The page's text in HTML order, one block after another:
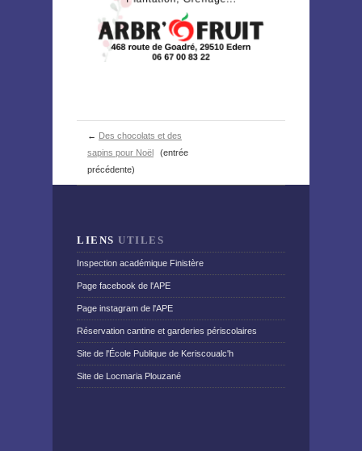
← Des chocolats et des
sapins pour Noël
(entrée
précédente)
LIENS UTILES
Inspection académique Finistère
Page facebook de l'APE
Page instagram de l'APE
Réservation cantine et garderies périscolaires
Site de l'École Publique de Keriscoualc'h
Site de Locmaria Plouzané